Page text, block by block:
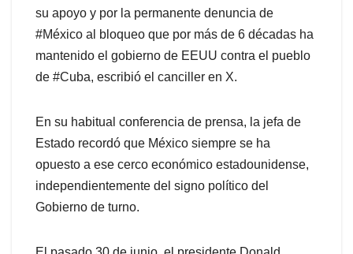
su apoyo y por la permanente denuncia de
#México al bloqueo que por más de 6 décadas ha
mantenido el gobierno de EEUU contra el pueblo
de #Cuba, escribió el canciller en X.
En su habitual conferencia de prensa, la jefa de
Estado recordó que México siempre se ha
opuesto a ese cerco económico estadounidense,
independientemente del signo político del
Gobierno de turno.